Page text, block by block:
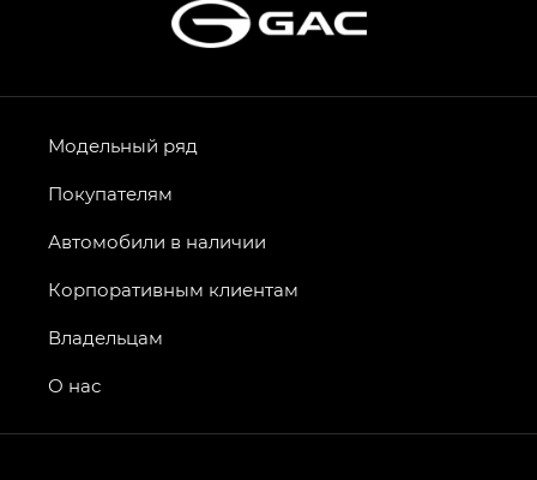
Модельный ряд
Покупателям
Автомобили в наличии
Корпоративным клиентам
Владельцам
О нас